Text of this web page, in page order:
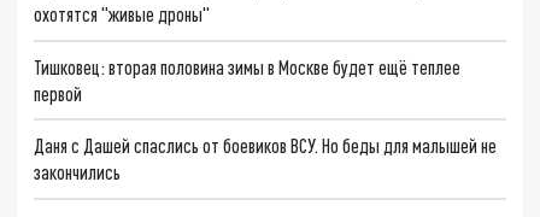
охотятся "живые дроны"
Тишковец: вторая половина зимы в Москве будет ещё теплее
первой
Даня с Дашей спаслись от боевиков ВСУ. Но беды для малышей не
закончились